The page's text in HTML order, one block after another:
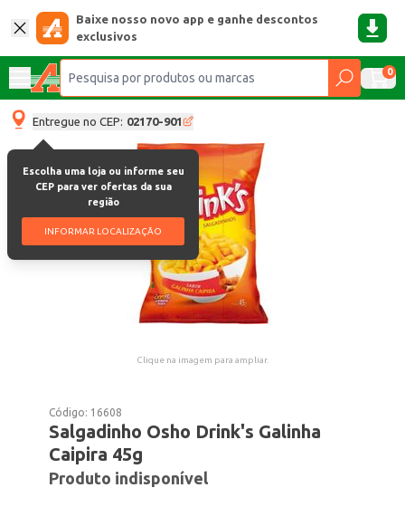
Baixe nosso novo app e ganhe descontos
exclusivos
0
Entregue no CEP: 02170-901
Escolha uma loja ou informe seu
CEP para ver ofertas da sua
região
INFORMAR LOCALIZAÇÃO
Clique na imagem para ampliar.
Código: 16608
Salgadinho Osho Drink's Galinha
Caipira 45g
Produto indisponível